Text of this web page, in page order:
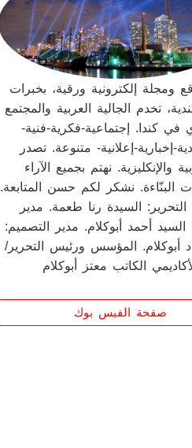
ومجلة إلكترونية ورقية، بخبرات
تخدم الجالية العربية والمجتمع
في كندا. إجتماعية-فكرية-فنية-
إخبارية-إعلانية- متنوعة. تصدر
والإنكليزية. نهتم بجميع الآراء
البنّاءة. نشكر لكم حسن المتابعة.
التحرير: السيدة رنا طعمة. مدير
السيد أحمد أبوكلام. مدير التصميم:
أبوكلام. المؤسس ورئيس التحرير/
الكاتب معتز أبوكلام
صفحة الفيس بوك